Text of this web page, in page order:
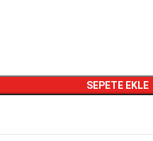
SEPETE EKLE